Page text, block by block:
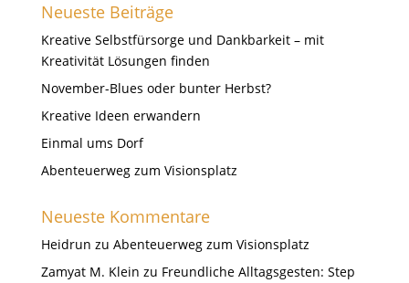
Neueste Beiträge
Kreative Selbstfürsorge und Dankbarkeit – mit
Kreativität Lösungen finden
November-Blues oder bunter Herbst?
Kreative Ideen erwandern
Einmal ums Dorf
Abenteuerweg zum Visionsplatz
Neueste Kommentare
Heidrun zu Abenteuerweg zum Visionsplatz
Zamyat M. Klein zu Freundliche Alltagsgesten: Step